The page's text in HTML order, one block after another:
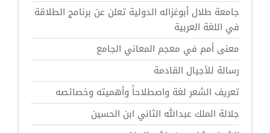
جامعة طلال أبوغزاله الدولية تعلن عن برنامج الطلاقة
في اللغة العربية
معنى أمم في معجم المعاني الجامع
رسالة للأجيال القادمة
تعريف الشعر لغة واصطلاحاً وأهميته وخصائصه
جلالة الملك عبدالله الثاني ابن الحسين